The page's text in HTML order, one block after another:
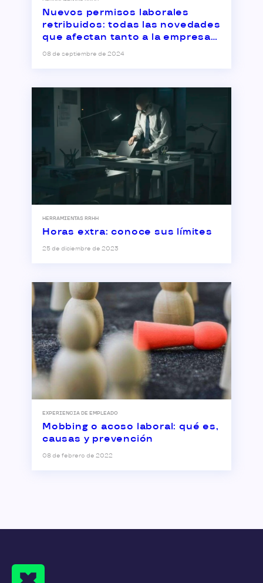
Nuevos permisos laborales
retribuidos: todas las novedades
que afectan tanto a la empresa
como a la plantilla
08 de septiembre de 2024
HERRAMIENTAS RRHH
Horas extra: conoce sus límites
25 de diciembre de 2023
EXPERIENCIA DE EMPLEADO
Mobbing o acoso laboral: qué es,
causas y prevención
08 de febrero de 2022